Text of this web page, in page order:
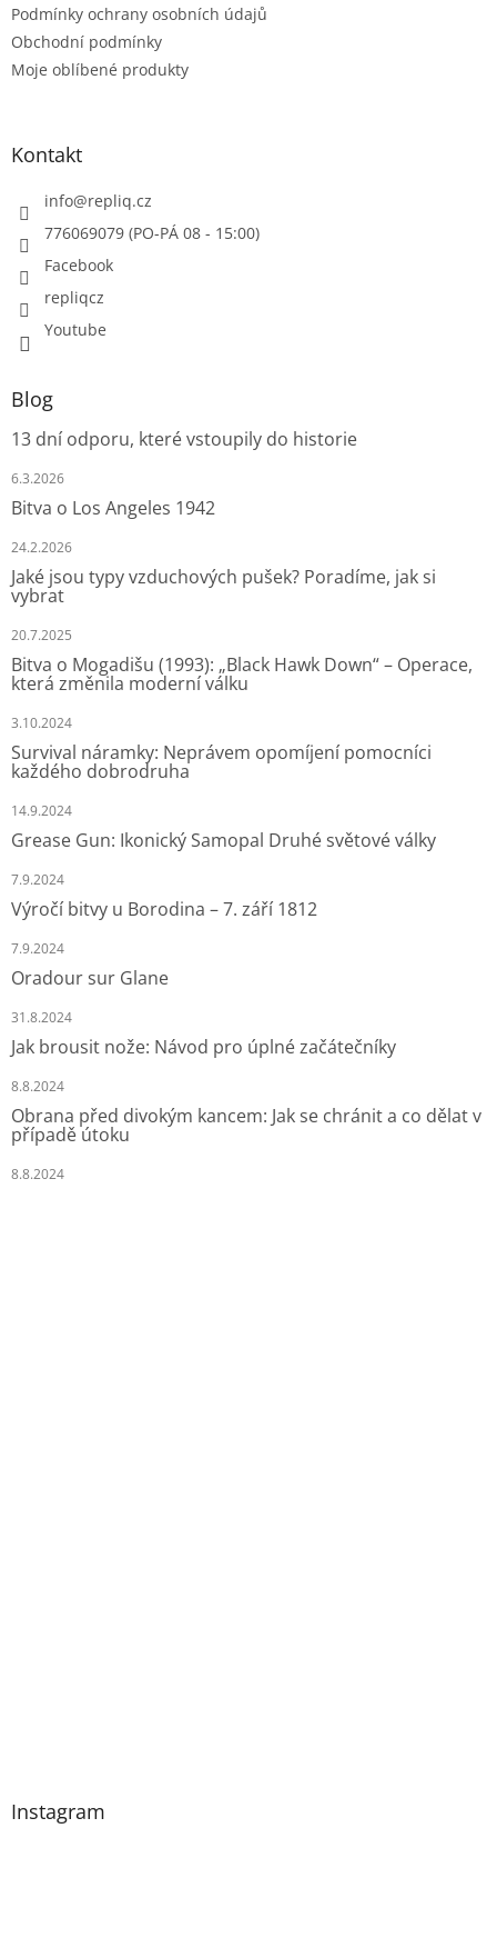
Podmínky ochrany osobních údajů
Obchodní podmínky
Moje oblíbené produkty
Kontakt
info@repliq.cz
776069079 (PO-PÁ 08 - 15:00)
Facebook
repliqcz
Youtube
Blog
13 dní odporu, které vstoupily do historie
6.3.2026
Bitva o Los Angeles 1942
24.2.2026
Jaké jsou typy vzduchových pušek? Poradíme, jak si
vybrat
20.7.2025
Bitva o Mogadišu (1993): „Black Hawk Down“ – Operace,
která změnila moderní válku
3.10.2024
Survival náramky: Neprávem opomíjení pomocníci
každého dobrodruha
14.9.2024
Grease Gun: Ikonický Samopal Druhé světové války
7.9.2024
Výročí bitvy u Borodina – 7. září 1812
7.9.2024
Oradour sur Glane
31.8.2024
Jak brousit nože: Návod pro úplné začátečníky
8.8.2024
Obrana před divokým kancem: Jak se chránit a co dělat v
případě útoku
8.8.2024
Instagram